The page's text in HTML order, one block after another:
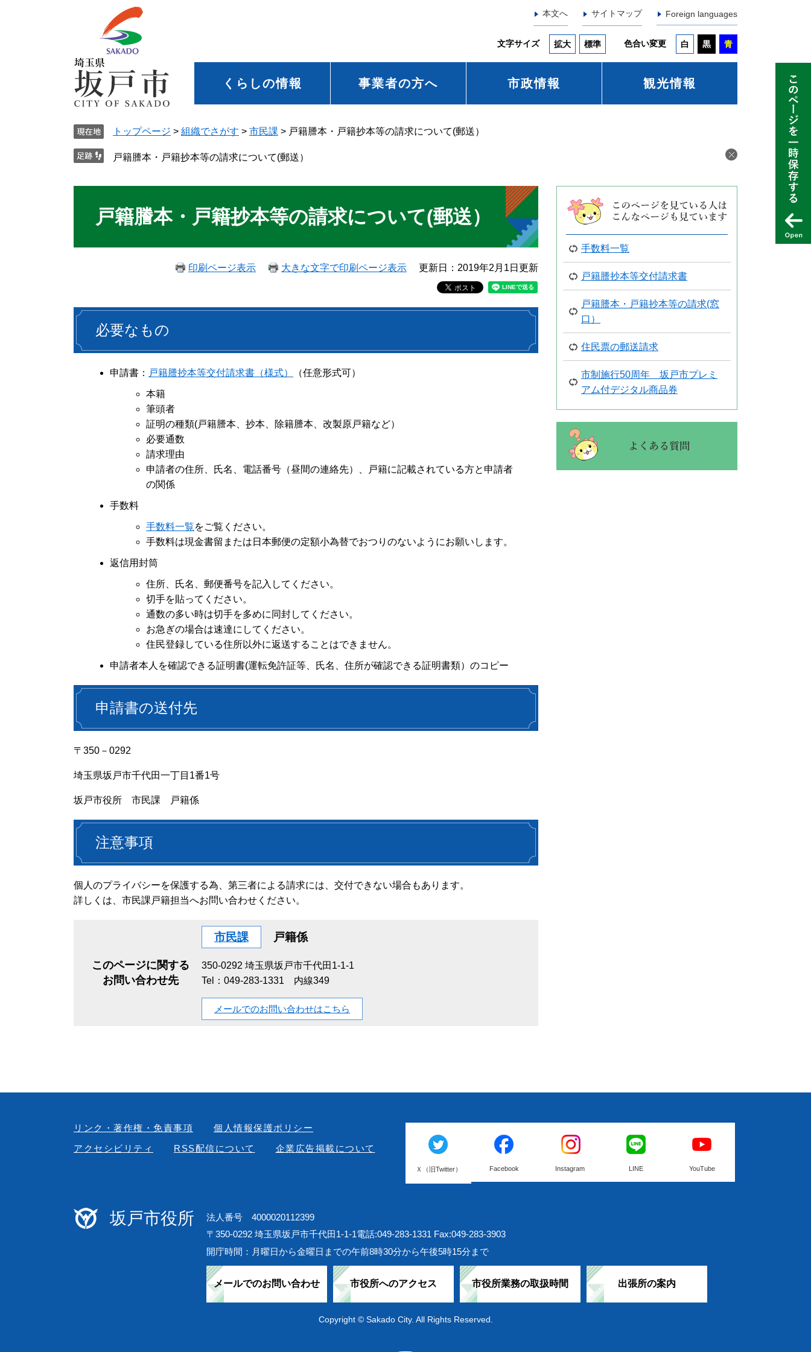
本文へ サイトマップ Foreign languages
文字サイズ 拡大 標準 色合い変更 白 黒 青
くらしの情報 事業者の方へ 市政情報 観光情報
トップページ > 組織でさがす > 市民課 > 戸籍謄本・戸籍抄本等の請求について(郵送）
戸籍謄本・戸籍抄本等の請求について(郵送）
戸籍謄本・戸籍抄本等の請求について(郵送）
印刷ページ表示 大きな文字で印刷ページ表示 更新日：2019年2月1日更新
必要なもの
申請書： 戸籍謄抄本等交付請求書（様式） （任意形式可）
本籍
筆頭者
証明の種類(戸籍謄本、抄本、除籍謄本、改製原戸籍など）
必要通数
請求理由
申請者の住所、氏名、電話番号（昼間の連絡先）、戸籍に記載されている方と申請者
の関係
手数料
手数料一覧をご覧ください。
手数料は現金書留または日本郵便の定額小為替でおつりのないようにお願いします。
返信用封筒
住所、氏名、郵便番号を記入してください。
切手を貼ってください。
通数の多い時は切手を多めに同封してください。
お急ぎの場合は速達にしてください。
住民登録している住所以外に返送することはできません。
申請者本人を確認できる証明書(運転免許証等、氏名、住所が確認できる証明書類）のコピー
申請書の送付先
〒350－0292
埼玉県坂戸市千代田一丁目1番1号
坂戸市役所 市民課 戸籍係
注意事項
個人のプライバシーを保護する為、第三者による請求には、交付できない場合もあります。
詳しくは、市民課戸籍担当へお問い合わせください。
このページに関する
お問い合わせ先
市民課 戸籍係
350-0292 埼玉県坂戸市千代田1-1-1
Tel：049-283-1331 内線349
メールでのお問い合わせはこちら
手数料一覧
戸籍謄抄本等交付請求書
戸籍謄本・戸籍抄本等の請求(窓
口）
住民票の郵送請求
市制施行50周年 坂戸市プレミ
アム付デジタル商品券
リンク・著作権・免責事項
個人情報保護ポリシー
アクセシビリティ
RSS配信について 企業広告掲載について
Ｘ（旧Twitter） Facebook Instagram LINE YouTube
坂戸市役所
法人番号 4000020112399
〒350-0292 埼玉県坂戸市千代田1-1-1電話:049-283-1331 Fax:049-283-3903
開庁時間：月曜日から金曜日までの午前8時30分から午後5時15分まで
メールでのお問い合わせ 市役所へのアクセス 市役所業務の取扱時間 出張所の案内
Copyright © Sakado City. All Rights Reserved.